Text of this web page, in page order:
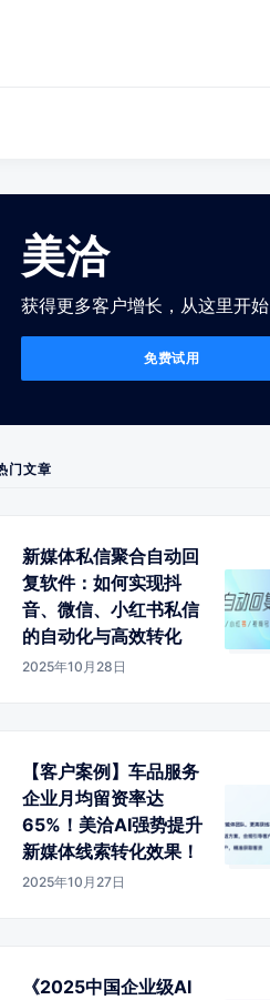
美洽
获得更多客户增长，从这里开始
免费试用
门文章
新媒体私信聚合自动回
复软件：如何实现抖
音、微信、小红书私信
的自动化与高效转化
2025年10月28日
【客户案例】车品服务
企业月均留资率达
65%！美洽AI强势提升
新媒体线索转化效果！
2025年10月27日
《2025中国企业级AI